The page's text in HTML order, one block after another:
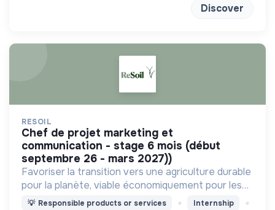
Discover
RESOIL
chef de projet marketing et
communication - stage 6 mois (début
septembre 26 - mars 2027))
Favoriser la transition vers une agriculture durable
pour la planète, viable économiquement pour les
agriculteurs, comprise par tous et impliquant
💡 Responsible products or services Internship